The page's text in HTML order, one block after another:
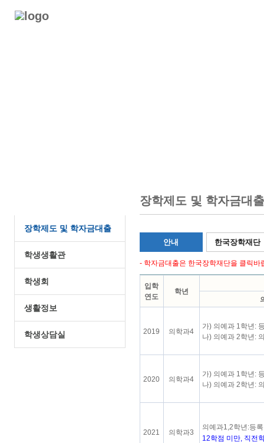
장학제도 및 학자금대출
학생생활관
학생회
생활정보
학생상담실
장학제도 및 학자금대출
안내 한국장학재단
- 학자금대출은 한국장학재단을 클릭바
입학
연도
학년
2019 의학과4
가) 의예과 1학년:
나) 의예과 2학년:
2020 의학과4
가) 의예과 1학년:
나) 의예과 2학년:
2021 의학과3
의예과1,2학년:등
12학점 미만, 직전